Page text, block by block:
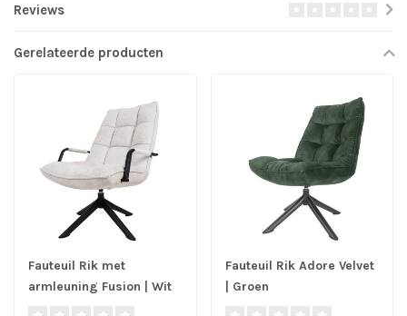
Reviews
Gerelateerde producten
Fauteuil Rik met
armleuning Fusion | Wit
Fauteuil Rik Adore Velvet
| Groen